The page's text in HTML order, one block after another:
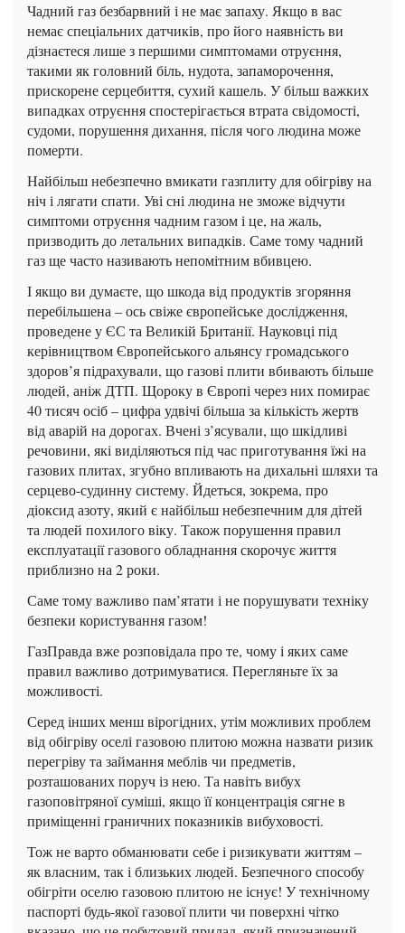
Чадний газ безбарвний і не має запаху. Якщо в вас
немає спеціальних датчиків, про його наявність ви
дізнаєтеся лише з першими симптомами отруєння,
такими як головний біль, нудота, запаморочення,
прискорене серцебиття, сухий кашель. У більш важких
випадках отруєння спостерігається втрата свідомості,
судоми, порушення дихання, після чого людина може
померти.
Найбільш небезпечно вмикати газплиту для обігріву на
ніч і лягати спати. Уві сні людина не зможе відчути
симптоми отруєння чадним газом і це, на жаль,
призводить до летальних випадків. Саме тому чадний
газ ще часто називають непомітним вбивцею.
І якщо ви думаєте, що шкода від продуктів згоряння
перебільшена – ось свіже європейське дослідження,
проведене у ЄС та Великій Британії. Науковці під
керівництвом Європейського альянсу громадського
здоров’я підрахували, що газові плити вбивають більше
людей, аніж ДТП. Щороку в Європі через них помирає
40 тисяч осіб – цифра удвічі більша за кількість жертв
від аварій на дорогах. Вчені з’ясували, що шкідливі
речовини, які виділяються під час приготування їжі на
газових плитах, згубно впливають на дихальні шляхи та
серцево-судинну систему. Йдеться, зокрема, про
діоксид азоту, який є найбільш небезпечним для дітей
та людей похилого віку. Також порушення правил
експлуатації газового обладнання скорочує життя
приблизно на 2 роки.
Саме тому важливо пам’ятати і не порушувати техніку
безпеки користування газом!
ГазПравда вже розповідала про те, чому і яких саме
правил важливо дотримуватися. Перегляньте їх за
можливості.
Серед інших менш вірогідних, утім можливих проблем
від обігріву оселі газовою плитою можна назвати ризик
перегріву та займання меблів чи предметів,
розташованих поруч із нею. Та навіть вибух
газоповітряної суміші, якщо її концентрація сягне в
приміщенні граничних показників вибуховості.
Тож не варто обманювати себе і ризикувати життям –
як власним, так і близьких людей. Безпечного способу
обігріти оселю газовою плитою не існує! У технічному
паспорті будь-якої газової плити чи поверхні чітко